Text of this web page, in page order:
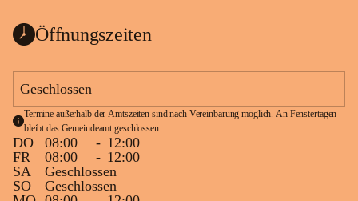
ht
1 Seite•0,1 MB
Öffnungszeiten
Geschlossen
Termine außerhalb der Amtszeiten sind nach Vereinbarung möglich. An Fenstertagen
bleibt das Gemeindeamt geschlossen.
DO 08:00 - 12:00
FR
08:00 - 12:00
SA
Geschlossen
SO
Geschlossen